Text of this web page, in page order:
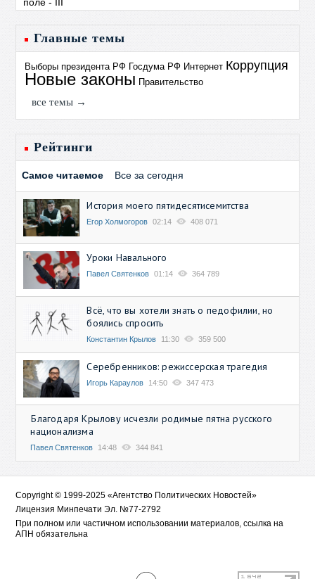
Главные темы
Выборы президента РФ Госдума РФ Интернет Коррупция
Новые законы Правительство
все темы →
Рейтинги
Самое читаемое Все за сегодня
История моего пятидесятисемитства
Егор Холмогоров 02:14 408 071
Уроки Навального
Павел Святенков 01:14 364 789
Всё, что вы хотели знать о педофилии, но
боялись спросить
Константин Крылов 11:30 359 500
Серебренников: режиссерская трагедия
Игорь Караулов 14:50 347 473
Благодаря Крылову исчезли родимые пятна русского
национализма
Павел Святенков 14:48 344 841
Copyright © 1999-2025 «Агентство Политических Новостей»
Лицензия Минпечати Эл. №77-2792
При полном или частичном использовании материалов, ссылка на
АПН обязательна